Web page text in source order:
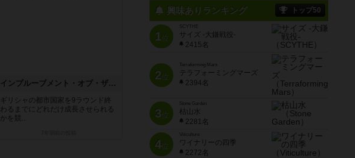
インプルーブメント・オブ・ザ・ポリス
ギリシャの都市国家を9ラウンド終
わるまでにどれだけ成長させられる
かを競...
興味ありランキング トップ50
1位
SCYTHE
サイズ -大鎌戦役-
2415名
2位
Terraforming Mars
テラフォーミングマーズ
2394名
3位
Stone Garden
枯山水
2281名
4位
Viticulture
ワイナリーの四季
2272名